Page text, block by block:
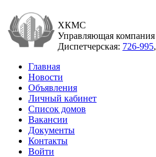
ХКМС
Управляющая компания
Диспетчерская: 726-995,
Главная
Новости
Объявления
Личный кабинет
Список домов
Вакансии
Документы
Контакты
Войти